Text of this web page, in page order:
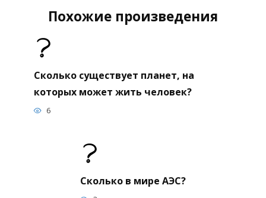
Похожие произведения
Сколько существует планет, на
которых может жить человек?
6
Сколько в мире АЭС?